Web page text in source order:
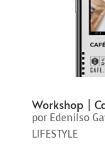
Workshop |
por Edenilso
LIFESTYLE